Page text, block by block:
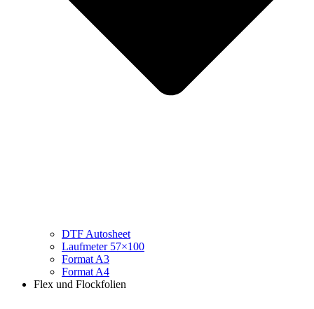
DTF Autosheet
Laufmeter 57×100
Format A3
Format A4
Flex und Flockfolien